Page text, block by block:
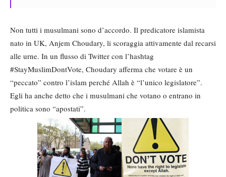
Non tutti i musulmani sono d’accordo. Il predicatore islamista
nato in UK, Anjem Choudary, li scoraggia attivamente dal recarsi
alle urne. In un flusso di Twitter con l’hashtag
#StayMuslimDontVote, Choudary afferma che votare è un
“peccato” contro l’islam perché Allah è “l’unico legislatore”.
Egli ha anche detto che i musulmani che votano o entrano in
politica sono “apostati”.